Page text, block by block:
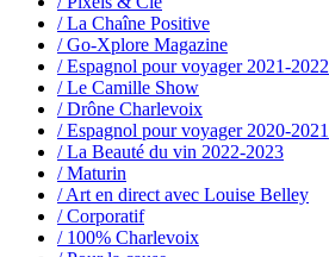
/ La Chaîne Positive
/ Go-Xplore Magazine
/ Espagnol pour voyager 2021-2022
/ Le Camille Show
/ Drône Charlevoix
/ Espagnol pour voyager 2020-2021
/ La Beauté du vin 2022-2023
/ Maturin
/ Art en direct avec Louise Belley
/ Corporatif
/ 100% Charlevoix